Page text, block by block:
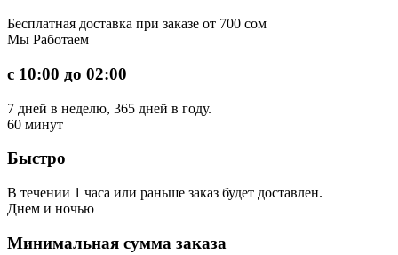
Бесплатная доставка при заказе от 700 сом
Мы Работаем
с 10:00 до 02:00
7 дней в неделю, 365 дней в году.
60 минут
Быстро
В течении 1 часа или раньше заказ будет доставлен.
Днем и ночью
Минимальная сумма заказа